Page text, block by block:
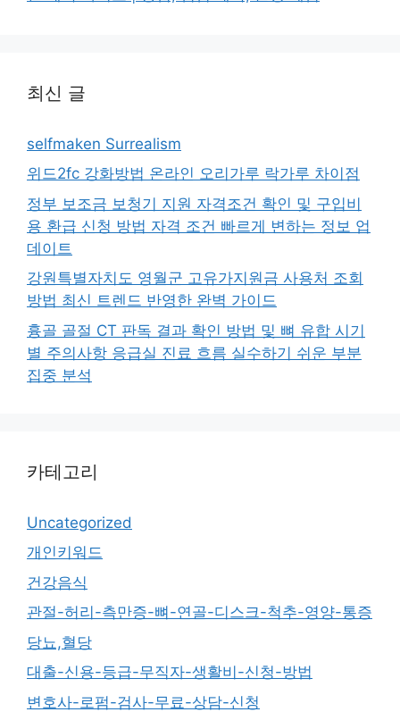
리
최신 글
selfmaken Surrealism
위드2fc 강화방법 온라인 오리가루 락가루 차이점
정부 보조금 보청기 지원 자격조건 확인 및 구입비
용 환급 신청 방법 자격 조건 빠르게 변하는 정보 업
데이트
강원특별자치도 영월군 고유가지원금 사용처 조회
방법 최신 트렌드 반영한 완벽 가이드
흉골 골절 CT 판독 결과 확인 방법 및 뼈 유합 시기
별 주의사항 응급실 진료 흐름 실수하기 쉬운 부분
집중 분석
카테고리
Uncategorized
개인키워드
건강음식
관절-허리-측만증-뼈-연골-디스크-척추-영양-통증
당뇨,혈당
대출-신용-등급-무직자-생활비-신청-방법
변호사-로펌-검사-무료-상담-신청